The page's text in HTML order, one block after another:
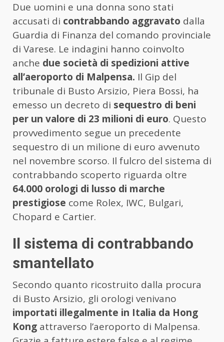
Due uomini e una donna sono stati
accusati di contrabbando aggravato dalla
Guardia di Finanza del comando provinciale
di Varese. Le indagini hanno coinvolto
anche due società di spedizioni attive
all’aeroporto di Malpensa. Il Gip del
tribunale di Busto Arsizio, Piera Bossi, ha
emesso un decreto di sequestro di beni
per un valore di 23 milioni di euro. Questo
provvedimento segue un precedente
sequestro di un milione di euro avvenuto
nel novembre scorso. Il fulcro del sistema di
contrabbando scoperto riguarda oltre
64.000 orologi di lusso di marche
prestigiose come Rolex, IWC, Bulgari,
Chopard e Cartier.
Il sistema di contrabbando
smantellato
Secondo quanto ricostruito dalla procura
di Busto Arsizio, gli orologi venivano
importati illegalmente in Italia da Hong
Kong attraverso l’aeroporto di Malpensa.